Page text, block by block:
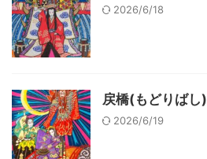
2026/6/18
戻橋(もどりばし)
2026/6/19